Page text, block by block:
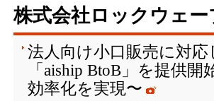
株式会社ロックウェー
法人向け小口販売に対
「aiship BtoB」を提供
効率化を実現〜